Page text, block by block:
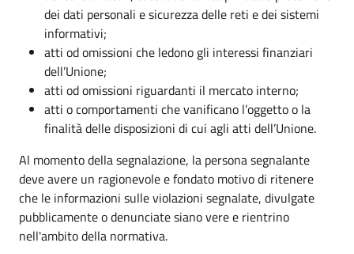
dei dati personali e sicurezza delle reti e dei sistemi
informativi;
atti od omissioni che ledono gli interessi finanziari
dell’Unione;
atti od omissioni riguardanti il mercato interno;
atti o comportamenti che vanificano l’oggetto o la
finalità delle disposizioni di cui agli atti dell’Unione.
Al momento della segnalazione, la persona segnalante
deve avere un ragionevole e fondato motivo di ritenere
che le informazioni sulle violazioni segnalate, divulgate
pubblicamente o denunciate siano vere e rientrino
nell'ambito della normativa.